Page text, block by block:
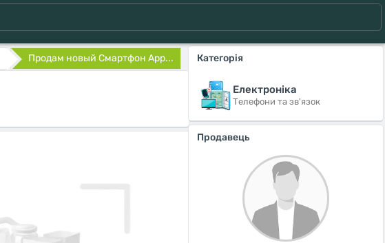
Продам новый Смартфон App... Категорія
Електроніка
Телефони та зв'язок
Продавець